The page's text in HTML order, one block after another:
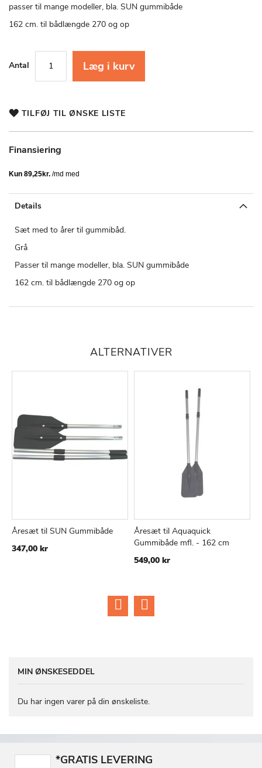
passer til mange modeller, bla. SUN gummibåde
162 cm. til bådlængde 270 og op
Antal Læg i kurv
TILFØJ TIL ØNSKE LISTE
Finansiering
Details
Sæt med to årer til gummibåd.
Grå
Passer til mange modeller, bla. SUN gummibåde
162 cm. til bådlængde 270 og op
ALTERNATIVER
SAMMENLIGN
Åresæt til SUN Gummibåde
347,00 kr
Læg i kurv
TILFØJ
Åresæt til Aquaquick
Gummibåde mfl. - 162 cm
549,00 kr
MIN ØNSKESEDDEL
Du har ingen varer på din ønskeliste.
*GRATIS LEVERING